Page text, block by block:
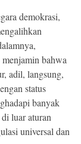
demokrasi,
bahwa
adil, langsung,
status
banyak
luar aturan
universal dan